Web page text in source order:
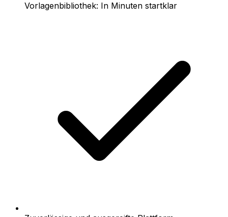
Vorlagenbibliothek: In Minuten startklar